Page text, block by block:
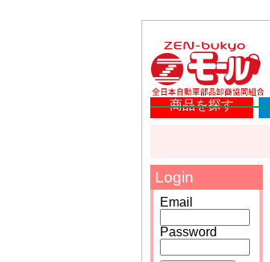
商品を探す
Login
Email
Password